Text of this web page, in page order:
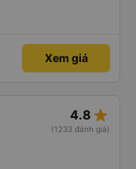
Xem giá
4.8 star_rate
(1233 đánh giá)